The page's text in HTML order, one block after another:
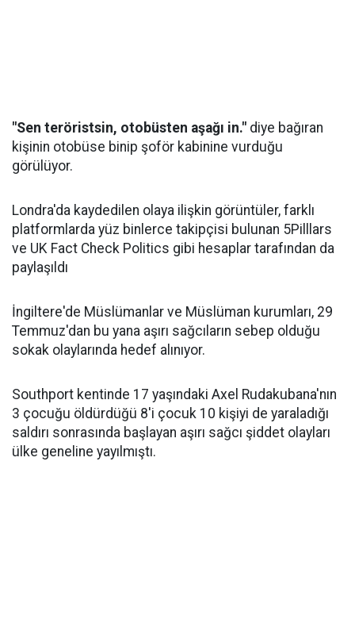
"Sen teröristsin, otobüsten aşağı in." diye bağıran
kişinin otobüse binip şoför kabinine vurduğu
görülüyor.
Londra'da kaydedilen olaya ilişkin görüntüler, farklı
platformlarda yüz binlerce takipçisi bulunan 5Pilllars
ve UK Fact Check Politics gibi hesaplar tarafından da
paylaşıldı
İngiltere'de Müslümanlar ve Müslüman kurumları, 29
Temmuz'dan bu yana aşırı sağcıların sebep olduğu
sokak olaylarında hedef alınıyor.
Southport kentinde 17 yaşındaki Axel Rudakubana'nın
3 çocuğu öldürdüğü 8'i çocuk 10 kişiyi de yaraladığı
saldırı sonrasında başlayan aşırı sağcı şiddet olayları
ülke geneline yayılmıştı.